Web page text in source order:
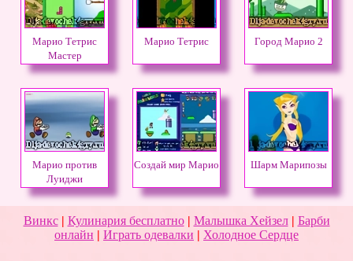
Марио Тетрис
Мастер
Марио Тетрис Город Марио 2
Марио против
Луиджи
Создай мир Марио Шарм Марипозы
Винкс| Кулинария бесплатно| Малышка Хейзел| Барби
онлайн | Играть одевалки | Холодное Сердце